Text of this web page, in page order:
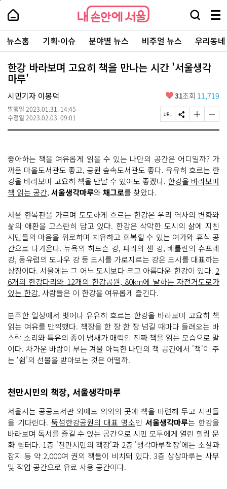
본
로
가
내
손
안
에
서
울
-
서
울
시
대
표
소
통
포
내
손
에
울
검
창
열
기
메
뉴
전
체
보
주
요
서
뉴스홈 기획·이슈 분야별 뉴스 비주얼 뉴스 우리동
한강 바라보며 고요히 책을 만나는 시간 '서울생각
마루'
시민기자 이봉덕
발행일 2023.01.31. 14:45
수정일 2023.02.03. 09:01
좋
요
31조회 11,719
페
이
L
복
사
S
N
유
하
기
글
자
크
게
변
경
하
글
자
작
게
변
경
하
좋아하는 책을 여유롭게 읽을 수 있는 나만의 공간은 어디일까? 가
까운 마을도서관도 좋고, 공원 숲속도서관도 좋다. 유유히 흐르는 한
강을 바라보며 고요히 책을 만날 수 있어도 좋겠다. 한강을 바라보며
책 읽는 공간, 서울생각마루와채그로를 찾았다.
서울 한복판을 가르며 도도하게 흐르는 한강은 우리 역사의 변화와
삶의 애환을 고스란히 담고 있다. 한강은 삭막한 도시의 삶에 지친
시민들의 마음을 위로하며 치유하고 회복할 수 있는 여가와 휴식 공
간으로 다가온다. 뉴욕의 허드슨 강, 파리의 센 강, 베를린의 슈프레
강, 동유럽의 도나우 강 등 도시를 가로지르는 강은 도시를 대표하는
상징이다. 서울에는 그 어느 도시보다 크고 아름다운 한강이 있다. 2
6개의 한강다리와 12개의 한강공원, 80km에 달하는 자전거도로가
있는 한강, 사람들은 이 한강을 여유롭게 즐긴다.
분주한 일상에서 벗어나 유유히 흐르는 한강을 바라보며 고요히 책
읽는 여유를 만끽했다. 책장을 한 장 한 장 넘길 때마다 들려오는 바
스락 소리와 특유의 종이 냄새가 매력인 진짜 책을 읽는 모습으로 말
이다. 차가운 바람이 부는 겨울 아늑한 나만의 책 공간에서 '책'이 주
는 ‘쉼’의 선물을 받아보는 것은 어떨까.
천만시민의 책장, 서울생각마루
서울시는 공공도서관 외에도 의외의 곳에 책을 마련해 두고 시민들
을 기다린다. 뚝섬한강공원의 대표 명소인 서울생각마루는 한강을
바라보며 독서를 즐길 수 있는 공간으로 시민 모두에게 열린 힐링 문
화 쉼터다. 1층 '천만시민의 책장'과 2층 '생각마루책장'에는 소설과
잡지 등 약 2,000여 권의 책들이 비치돼 있다. 3층 상상마루는 사무
및 작업 공간으로 유료 사용 공간이다.
페
상
단
로